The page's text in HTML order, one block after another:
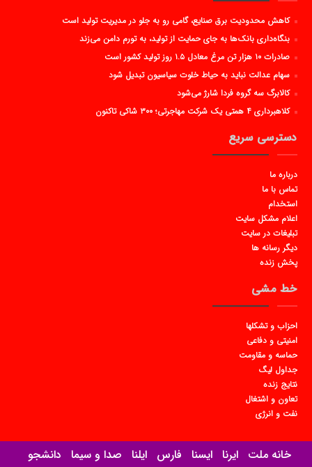
کاهش محدودیت برق صنایع، گامی رو به جلو در مدیریت تولید است
بنگاه‌داری بانک‌ها به جای حمایت از تولید، به تورم دامن می‌زند
صادرات ۱۰ هزار تن مرغ معادل ۱.۵ روز تولید کشور است
سهام عدالت نباید به حیاط خلوت سیاسیون تبدیل شود
کالابرگ سه گروه فردا شارژ می‌شود
کلاهبرداری ۴ همتی یک شرکت مهاجرتی؛ ۳۰۰ شاکی تاکنون
دسترسی سریع
درباره ما
تماس با ما
استخدام
اعلام مشکل سایت
تبلیغات در سایت
دیگر رسانه ها
پخش زنده
خط مشی
احزاب و تشکلها
امنیتی و دفاعی
حماسه و مقاومت
جداول لیگ
نتایج زنده
تعاون و اشتغال
نفت و انرژی
خانه ملت ایرنا ایسنا فارس ایلنا صدا و سیما دانشجو